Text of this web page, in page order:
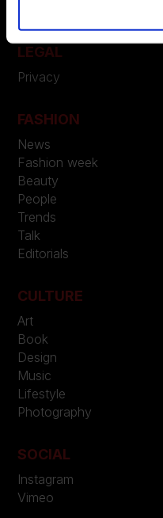
LEGAL
Privacy
FASHION
News
Fashion week
Beauty
People
Trends
Talk
Editorials
CULTURE
Art
Book
Design
Music
Lifestyle
Photography
SOCIAL
Instagram
Vimeo